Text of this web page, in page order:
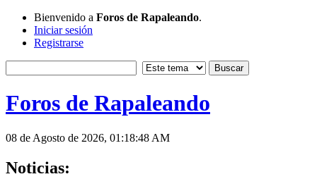
Bienvenido a Foros de Rapaleando.
Iniciar sesión
Registrarse
Foros de Rapaleando
08 de Agosto de 2026, 01:18:48 AM
Noticias: